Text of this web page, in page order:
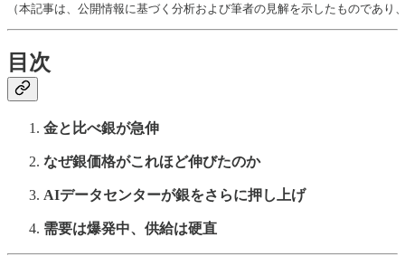
（本記事は、公開情報に基づく分析および筆者の見解を示したものであ
目次
金と比べ銀が急伸
なぜ銀価格がこれほど伸びたのか
AIデータセンターが銀をさらに押し上げ
需要は爆発中、供給は硬直